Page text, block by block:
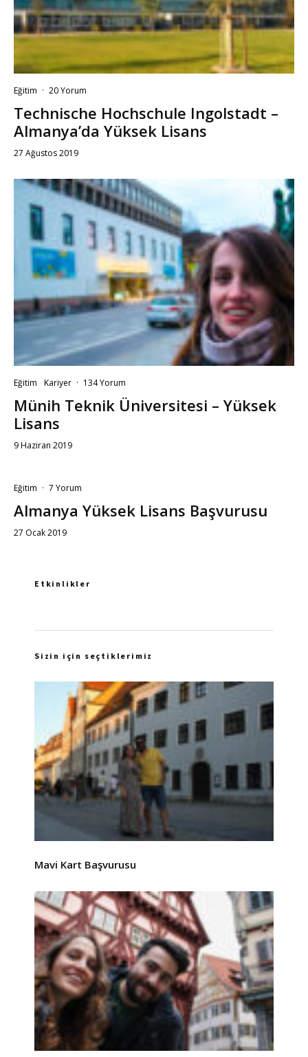
Eğitim · 20 Yorum
Technische Hochschule Ingolstadt –
Almanya’da Yüksek Lisans
27 Ağustos 2019
Eğitim Kariyer · 134 Yorum
Münih Teknik Üniversitesi – Yüksek
Lisans
9 Haziran 2019
Eğitim · 7 Yorum
Almanya Yüksek Lisans Başvurusu
27 Ocak 2019
Etkinlikler
Sizin için seçtiklerimiz
Mavi Kart Başvurusu